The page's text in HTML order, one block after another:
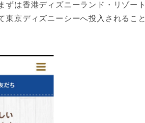
ずは香港ディズニーランド・リゾート
東京ディズニーシーへ投入されること